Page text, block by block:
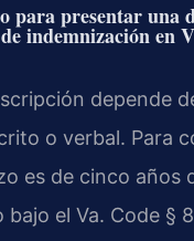
para presentar una
indemnización en
depende
o verbal. Para
es de cinco años
bajo el Va. Code §